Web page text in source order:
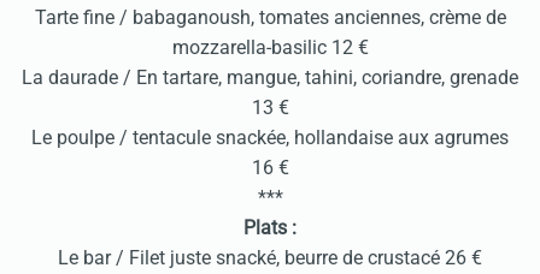
Tarte fine / babaganoush, tomates anciennes, crème de
mozzarella-basilic 12 €
La daurade / En tartare, mangue, tahini, coriandre, grenade
13 €
Le poulpe / tentacule snackée, hollandaise aux agrumes
16 €
***
Plats :
Le bar / Filet juste snacké, beurre de crustacé 26 €